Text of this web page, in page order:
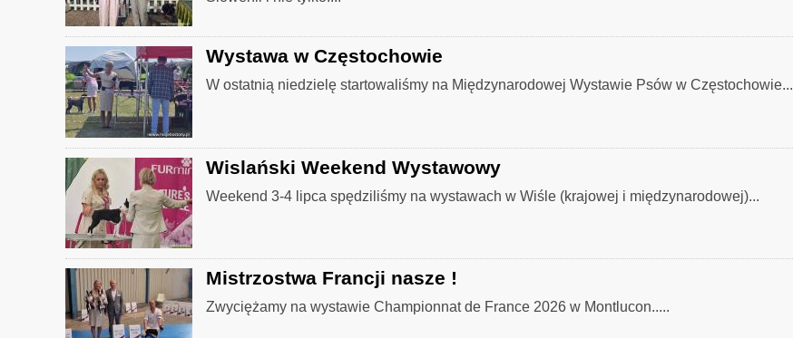
Wystawa w Częstochowie
W ostatnią niedzielę startowaliśmy na Międzynarodowej Wystawie Psów w Częstochowie...
Wislański Weekend Wystawowy
Weekend 3-4 lipca spędziliśmy na wystawach w Wiśle (krajowej i międzynarodowej)...
Mistrzostwa Francji nasze !
Zwyciężamy na wystawie Championnat de France 2026 w Montlucon.....